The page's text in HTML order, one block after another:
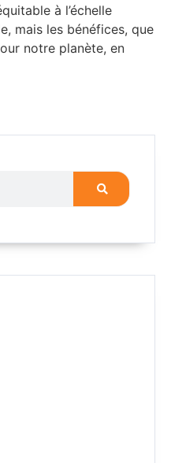
à l’échelle
mais les bénéfices, que
notre planète, en